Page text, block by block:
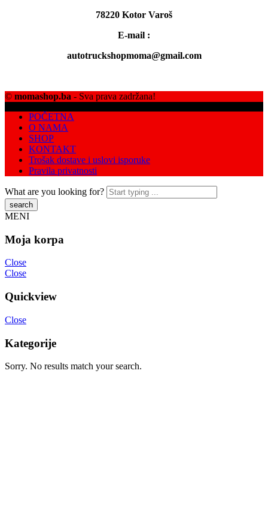
78220 Kotor Varoš
E-mail :
autotruckshopmoma@gmail.com
© momashop.ba - Sva prava zadržana!
POČETNA
O NAMA
SHOP
KONTAKT
Trošak dostave i uslovi isporuke
Pravila privatnosti
What are you looking for?
MENI
Moja korpa
Close
Close
Quickview
Close
Kategorije
Sorry. No results match your search.